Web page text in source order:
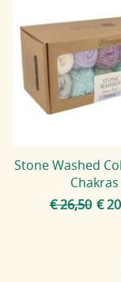
Stone Washed
Chakras
€ 26,50 €